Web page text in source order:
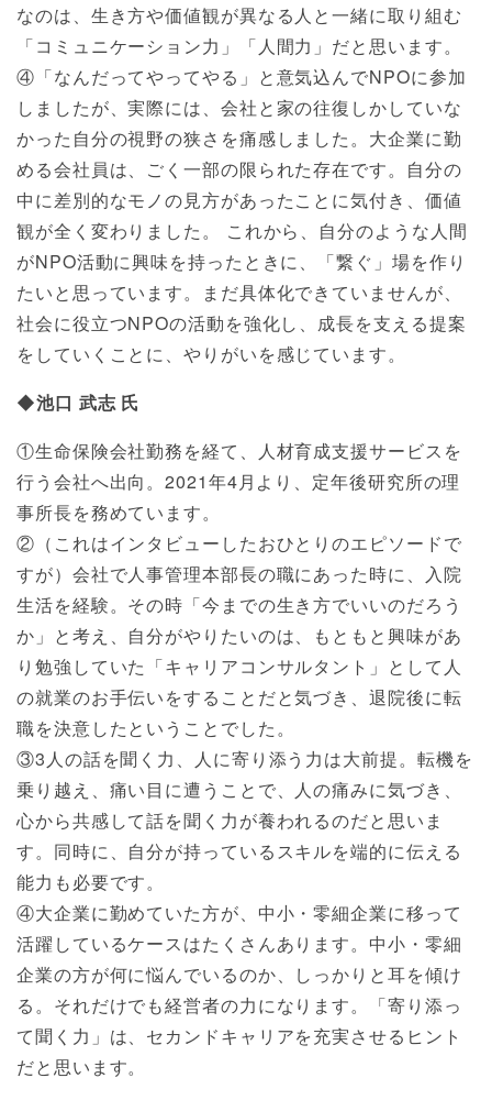
なのは、生き方や価値観が異なる人と一緒に取り組む
「コミュニケーション力」「人間力」だと思います。
④「なんだってやってやる」と意気込んでNPOに参加
しましたが、実際には、会社と家の往復しかしていな
かった自分の視野の狭さを痛感しました。大企業に勤
める会社員は、ごく一部の限られた存在です。自分の
中に差別的なモノの見方があったことに気付き、価値
観が全く変わりました。 これから、自分のような人間
がNPO活動に興味を持ったときに、「繋ぐ」場を作り
たいと思っています。まだ具体化できていませんが、
社会に役立つNPOの活動を強化し、成長を支える提案
をしていくことに、やりがいを感じています。
◆池口 武志 氏
①生命保険会社勤務を経て、人材育成支援サービスを
行う会社へ出向。2021年4月より、定年後研究所の理
事所長を務めています。
②（これはインタビューしたおひとりのエピソードで
すが）会社で人事管理本部長の職にあった時に、入院
生活を経験。その時「今までの生き方でいいのだろう
か」と考え、自分がやりたいのは、もともと興味があ
り勉強していた「キャリアコンサルタント」として人
の就業のお手伝いをすることだと気づき、退院後に転
職を決意したということでした。
③3人の話を聞く力、人に寄り添う力は大前提。転機を
乗り越え、痛い目に遭うことで、人の痛みに気づき、
心から共感して話を聞く力が養われるのだと思いま
す。同時に、自分が持っているスキルを端的に伝える
能力も必要です。
④大企業に勤めていた方が、中小・零細企業に移って
活躍しているケースはたくさんあります。中小・零細
企業の方が何に悩んでいるのか、しっかりと耳を傾け
る。それだけでも経営者の力になります。「寄り添っ
て聞く力」は、セカンドキャリアを充実させるヒント
だと思います。